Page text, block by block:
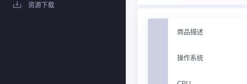
资源下载
商品描述
操作系统